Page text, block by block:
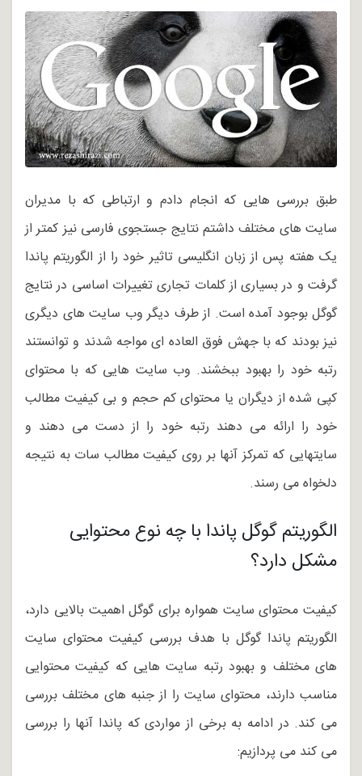
طبق بررسی هایی که انجام دادم و ارتباطی که با مدیران
سایت های مختلف داشتم نتایج جستجوی فارسی نیز کمتر از
یک هفته پس از زبان انگلیسی تاثیر خود را از الگوریتم پاندا
گرفت و در بسیاری از کلمات تجاری تغییرات اساسی در نتایج
گوگل بوجود آمده است. از طرف دیگر وب سایت های دیگری
نیز بودند که با جهش فوق العاده ای مواجه شدند و توانستند
رتبه خود را بهبود ببخشند. وب سایت هایی که با محتوای
کپی شده از دیگران یا محتوای کم حجم و بی کیفیت مطالب
خود را ارائه می دهند رتبه خود را از دست می دهند و
سایتهایی که تمرکز آنها بر روی کیفیت مطالب سات به نتیجه
دلخواه می رسند.
الگوریتم گوگل پاندا با چه نوع محتوایی
مشکل دارد؟
کیفیت محتوای سایت همواره برای گوگل اهمیت بالایی دارد،
الگوریتم پاندا گوگل با هدف بررسی کیفیت محتوای سایت
های مختلف و بهبود رتبه سایت هایی که کیفیت محتوایی
مناسب دارند، محتوای سایت را از جنبه های مختلف بررسی
می کند. در ادامه به برخی از مواردی که پاندا آنها را بررسی
می کند می پردازیم: